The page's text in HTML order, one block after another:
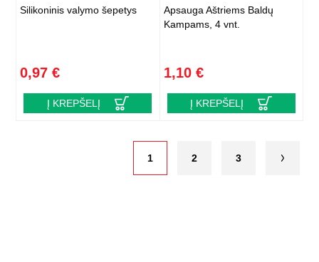
Silikoninis valymo šepetys
0,97 €
Į KREPŠELĮ
Apsauga Aštriems Baldų
Kampams, 4 vnt.
1,10 €
Į KREPŠELĮ
1 2 3